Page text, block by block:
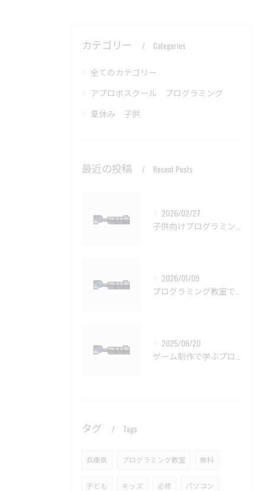
カテゴリー Categories
全てのカテゴリー
アプロボスクール プログラミング
夏休み 子供
最近の投稿 Recent Posts
2026/02/27
2026/01/09
2025/06/20
タグ Tags
兵庫県 プログラミング教室 無料
子ども キッズ 必修 パソコン